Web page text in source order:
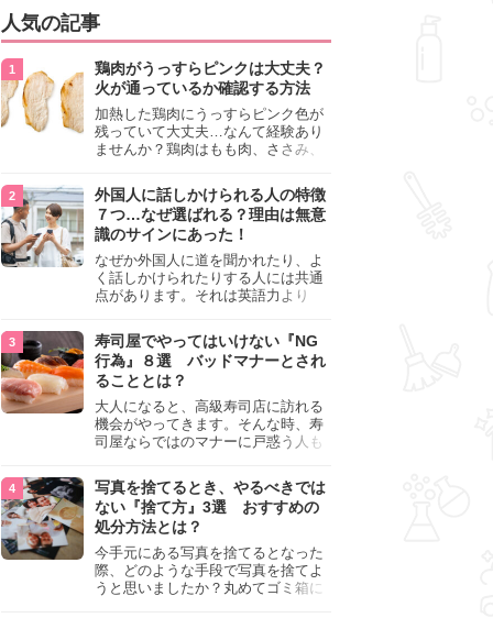
人気の記事
鶏肉がうっすらピンクは大丈夫？
火が通っているか確認する方法
加熱した鶏肉にうっすらピンク色が
残っていて大丈夫…なんて経験あり
ませんか？鶏肉はもも肉、ささみ、
わいが異なり、いろいろと楽しめる
料理ですが、鶏肉は加熱した後でも
うっすらピンク色の部分が大丈夫な
のと気になるときがあります。この
記事では生焼けか火が通っているの
かを確認する方法や、鶏肉を調理す
るときの注意点を紹介しますので、
参考にしてみてくださいね。
外国人に話しかけられる人の特徴
７つ…なぜ選ばれる？理由は無意
識のサインにあった！
なぜか外国人に道を聞かれたり、よ
く話しかけられたりする人には共通
点があります。それは英語力より
けても大丈夫」というサインが関係
しています。よく選ばれる人の特徴
や、英語が苦手でも焦らない対処
法、自分を守るための注意点を詳し
く解説します。
寿司屋でやってはいけない『NG
行為』８選 バッドマナーとされ
ることとは？
大人になると、高級寿司店に訪れる
機会がやってきます。そんな時、寿
司屋ならではのマナーに戸惑う人も
らためて寿司屋でやってはいけない
『NG行為』をチェックしましょう。
写真を捨てるとき、やるべきでは
ない『捨て方』3選 おすすめの
処分方法とは？
今手元にある写真を捨てるとなった
際、どのような手段で写真を捨てよ
うと思いましたか？丸めてゴミ箱に